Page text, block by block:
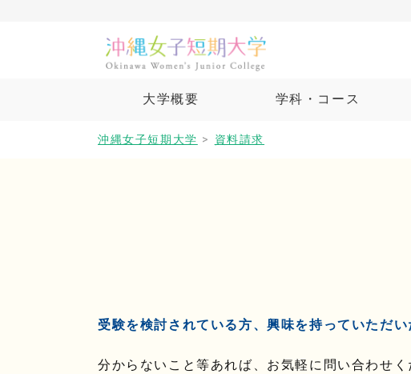
大学概要 学科・コース
沖縄女子短期大学 > 資料請求
受験を検討されている方、興味を持っていただ
分からないこと等あれば、お気軽に問い合わせく